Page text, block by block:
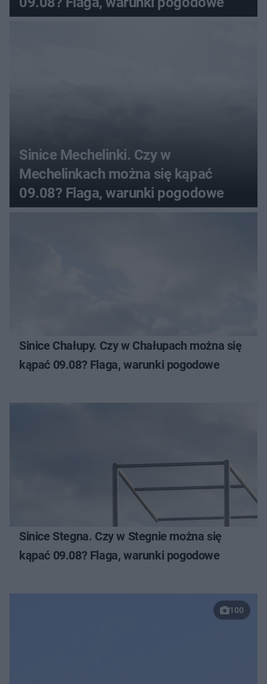
Sinice Mechelinki. Czy w
Mechelinkach można się kąpać
09.08? Flaga, warunki pogodowe
Sinice Chałupy. Czy w Chałupach można się
kąpać 09.08? Flaga, warunki pogodowe
Sinice Stegna. Czy w Stegnie można się
kąpać 09.08? Flaga, warunki pogodowe
100